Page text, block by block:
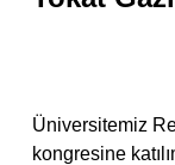
Üniversitemiz
kongresine